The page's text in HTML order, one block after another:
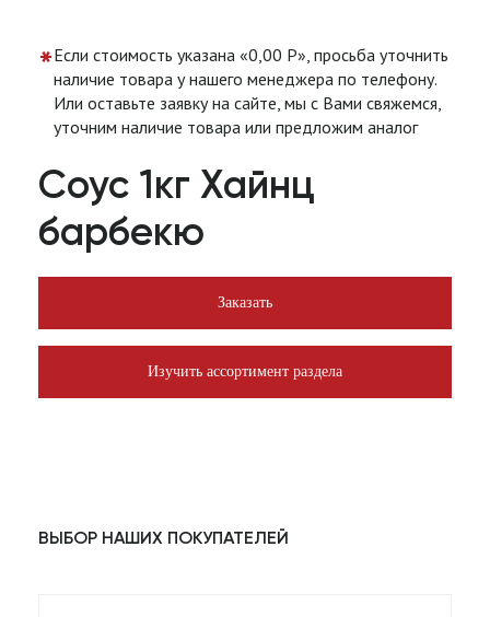
Соус 1кг Хайнц
барбекю
*Если стоимость указана «0,00 Р», просьба уточнить
наличие товара у нашего менеджера по телефону.
Или оставьте заявку на сайте, мы с Вами свяжемся,
уточним наличие товара или предложим аналог
Заказать
Изучить ассортимент раздела
ВЫБОР НАШИХ ПОКУПАТЕЛЕЙ